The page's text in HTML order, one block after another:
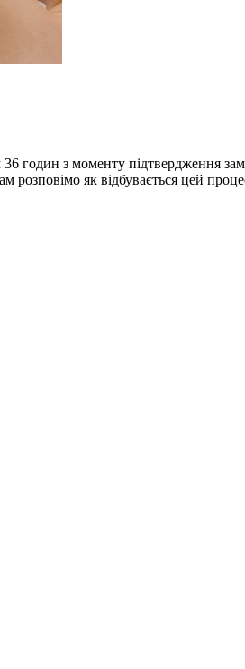
36 годин з моменту підтвердження
розповімо як відбувається цей